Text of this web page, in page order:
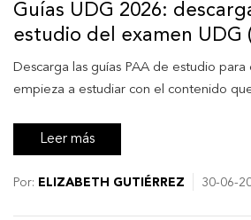
Guías UDG 2026:
estudio del examen UDG
Descarga las guías PAA de estudio para
empieza a estudiar con el contenido
Leer más
Por: ELIZABETH GUTIÉRREZ 30-06-